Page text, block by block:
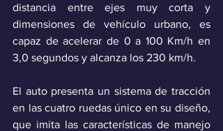
distancia entre ejes muy corta y
dimensiones de vehículo urbano, es
capaz de acelerar de 0 a 100 Km/h en
3,0 segundos y alcanza los 230 km/h.
El auto presenta un sistema de tracción
en las cuatro ruedas único en su diseño,
que imita las características de manejo